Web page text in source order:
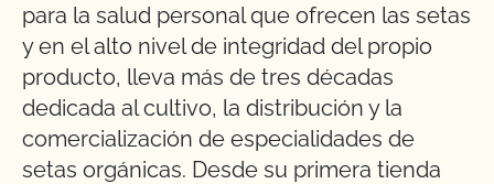
para la salud personal que ofrecen las setas
y en el alto nivel de integridad del propio
producto, lleva más de tres décadas
dedicada al cultivo, la distribución y la
comercialización de especialidades de
setas orgánicas. Desde su primera tienda